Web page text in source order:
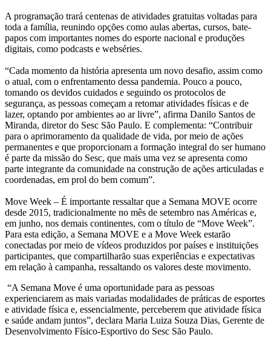
A programação trará centenas de atividades gratuitas voltadas para
toda a família, reunindo opções como aulas abertas, cursos, bate-
papos com importantes nomes do esporte nacional e produções
digitais, como podcasts e webséries.
“Cada momento da história apresenta um novo desafio, assim como
o atual, com o enfrentamento dessa pandemia. Pouco a pouco,
tomando os devidos cuidados e seguindo os protocolos de
segurança, as pessoas começam a retomar atividades físicas e de
lazer, optando por ambientes ao ar livre”, afirma Danilo Santos de
Miranda, diretor do Sesc São Paulo. E complementa: “Contribuir
para o aprimoramento da qualidade de vida, por meio de ações
permanentes e que proporcionam a formação integral do ser humano
é parte da missão do Sesc, que mais uma vez se apresenta como
parte integrante da comunidade na construção de ações articuladas e
coordenadas, em prol do bem comum”.
Move Week – É importante ressaltar que a Semana MOVE ocorre
desde 2015, tradicionalmente no mês de setembro nas Américas e,
em junho, nos demais continentes, com o título de “Move Week”.
Para esta edição, a Semana MOVE e a Move Week estarão
conectadas por meio de vídeos produzidos por países e instituições
participantes, que compartilharão suas experiências e expectativas
em relação à campanha, ressaltando os valores deste movimento.
“A Semana Move é uma oportunidade para as pessoas
experienciarem as mais variadas modalidades de práticas de esportes
e atividade física e, essencialmente, perceberem que atividade física
e saúde andam juntos”, declara Maria Luiza Souza Dias, Gerente de
Desenvolvimento Físico-Esportivo do Sesc São Paulo.